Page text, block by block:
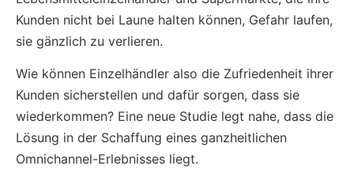
Kunden nicht bei Laune halten können, Gefahr laufen,
sie gänzlich zu verlieren.
Wie können Einzelhändler also die Zufriedenheit ihrer
Kunden sicherstellen und dafür sorgen, dass sie
wiederkommen? Eine neue Studie legt nahe, dass die
Lösung in der Schaffung eines ganzheitlichen
Omnichannel-Erlebnisses liegt.